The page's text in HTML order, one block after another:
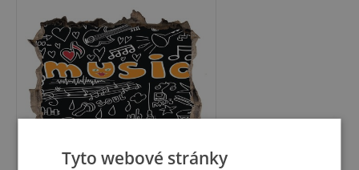
Tyto webové stránky